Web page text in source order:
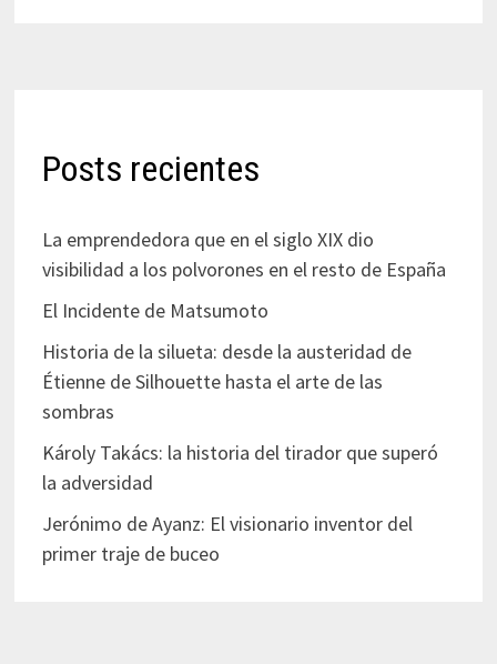
Posts recientes
La emprendedora que en el siglo XIX dio
visibilidad a los polvorones en el resto de España
El Incidente de Matsumoto
Historia de la silueta: desde la austeridad de
Étienne de Silhouette hasta el arte de las
sombras
Károly Takács: la historia del tirador que superó
la adversidad
Jerónimo de Ayanz: El visionario inventor del
primer traje de buceo